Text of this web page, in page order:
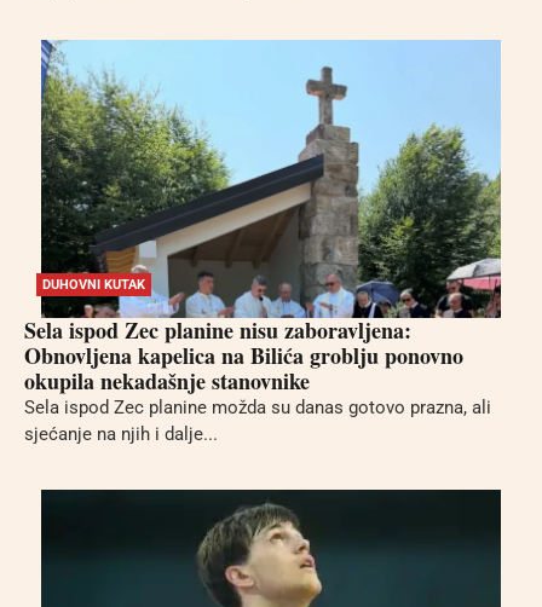
DUHOVNI KUTAK
Sela ispod Zec planine nisu zaboravljena:
Obnovljena kapelica na Bilića groblju ponovno
okupila nekadašnje stanovnike
Sela ispod Zec planine možda su danas gotovo prazna, ali
sjećanje na njih i dalje...